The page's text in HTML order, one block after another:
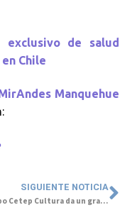
exclusivo de salud
Chile
Manquehue
SIGUIENTE NOTICIA
Grupo Cetep Cultura da un gran paso en nuestro camino hacia Colombia